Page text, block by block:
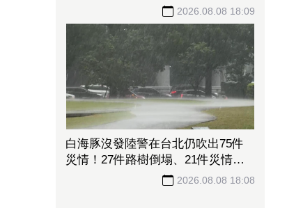
2026.08.08 18:09
白海豚沒發陸警在台北仍吹出75件
災情！27件路樹倒塌、21件災情處
2026.08.08 18:08